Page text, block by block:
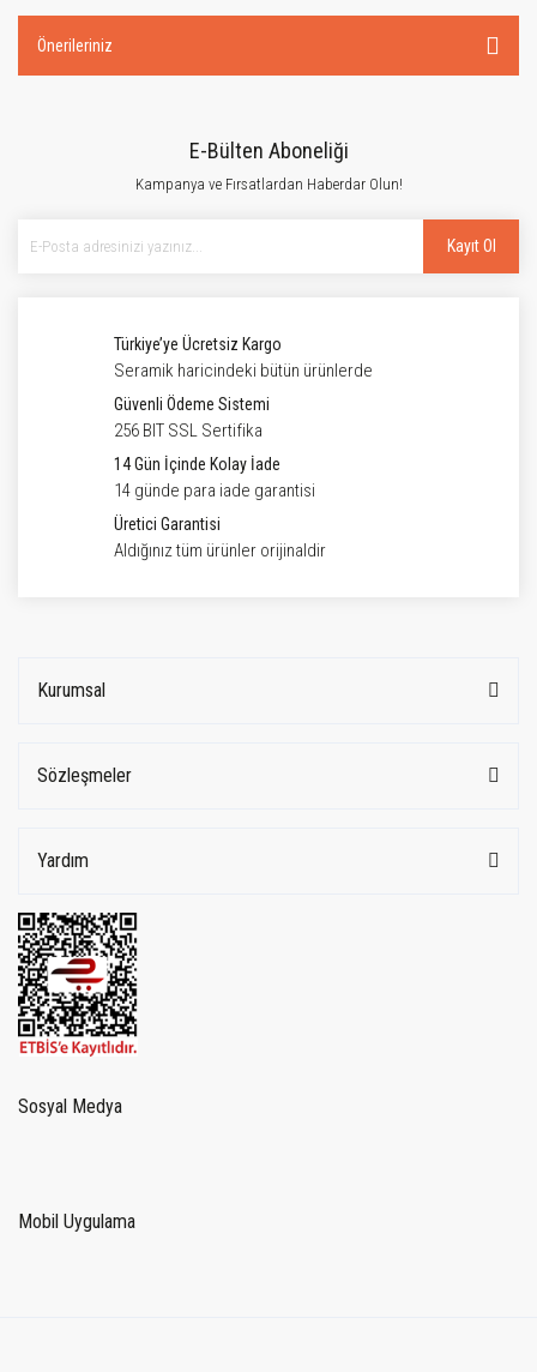
Önerileriniz
E-Bülten Aboneliği
Kampanya ve Fırsatlardan Haberdar Olun!
Kayıt Ol
Türkiye’ye Ücretsiz Kargo
Seramik haricindeki bütün ürünlerde
Güvenli Ödeme Sistemi
256 BIT SSL Sertifika
14 Gün İçinde Kolay İade
14 günde para iade garantisi
Üretici Garantisi
Aldığınız tüm ürünler orijinaldir
Kurumsal
Sözleşmeler
Yardım
Sosyal Medya
Mobil Uygulama